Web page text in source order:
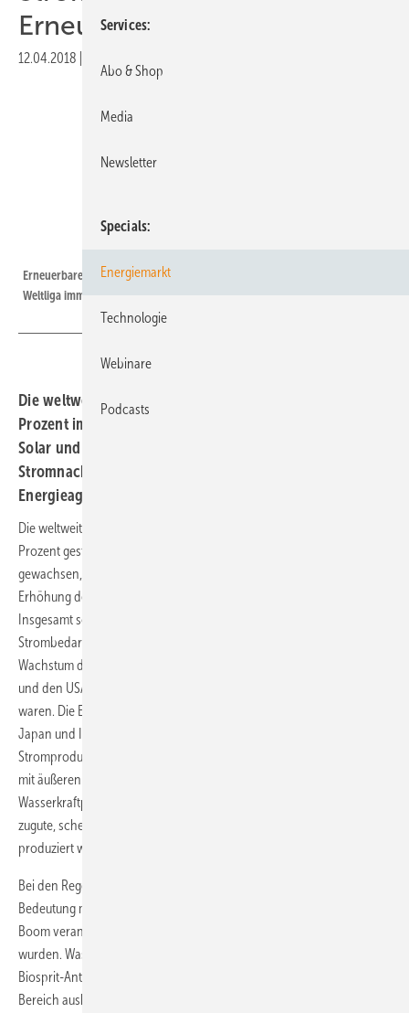
Erneuerbaren
12.04.2018
Erneuerbare kommen auf 25 Prozent im Strommix 2017. Kohle führt in der
Weltliga immer noch mit 38 Pozent.
Die weltweite Regenerativstromproduktion ist um 6,3
Prozent im Jahr 2017 gestiegen. Damit konnten Wind,
Solar und Bioenergie 25 Prozent der weltweiten
Stromnachfrage abdecken, wie die Internationale
Energieagentur (IEA) mitteilte.
Die weltweite Regenerativproduktion ist 2017 um 6,3 Prozent auf 25
Prozent gestiegen. Allerdings ist der Strombedarf auch um 2,1 Prozent
gewachsen, was vor allem an China und Indien lag. Das ist eine
Erhöhung des Bedarfs um mehr als das Doppelte von 2016.
Insgesamt sorgten vor allem Kohle und Gas dafür, dass der
Strombedarf gedeckt wurde. Laut IEA-Chef Faith Birol sei das
Wachstum der Erneuerbaren aber beeindruckend - vor allem in China
und den USA, die für 50 Prozent des Wachstums verantwortlich
waren. Die EU legte um acht Prozent bei den Erneuerbaren zu und
Japan und Indien jeweils um sechs Prozent. Der erhöhte
Stromproduktionswert der Erneuerbaren hängt derweil immer auch
mit äußeren Umständen zusammen: Regnet es viel, erhöht sich die
Wasserkraftproduktion, weht viel Wind, kommt das der Windkraft
zugute, scheint die Sonne besonders intensiv, kann mehr PV-Strom
produziert werden.
Bei den Regenerativtechnologie haben Wind und Solar die größte
Bedeutung mit 36 und 27 Prozent, wobei China vor allem für den PV-
Boom verantwortlich ist, weil dort über 50 Gigawatt aufgestellt
wurden. Wasserkraft kommt auf 22 und Bioenergie auf 12 Prozent. Der
Biosprit-Anteil stieg nur um zwei Prozent, weil Investitionen in diesem
Bereich ausblieben - vielleicht wegen politischer Weichenstellungen
Services
Abo & Shop
Media
Newsletter
Specials
Energiemarkt
Technologie
Webinare
Podcasts